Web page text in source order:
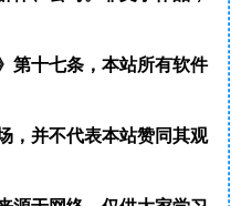
第十七条，本站所有软件
，并不代表本站赞同其观